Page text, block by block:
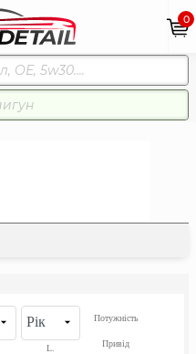
0
Рік
L.
Потужність
Привід